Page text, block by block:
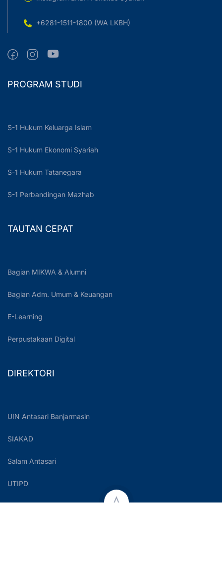
+6281-1511-1800 (WA LKBH)
PROGRAM STUDI
S-1 Hukum Keluarga Islam
S-1 Hukum Ekonomi Syariah
S-1 Hukum Tatanegara
S-1 Perbandingan Mazhab
TAUTAN CEPAT
Bagian MIKWA & Alumni
Bagian Adm. Umum & Keuangan
E-Learning
Perpustakaan Digital
DIREKTORI
UIN Antasari Banjarmasin
SIAKAD
Salam Antasari
UTIPD